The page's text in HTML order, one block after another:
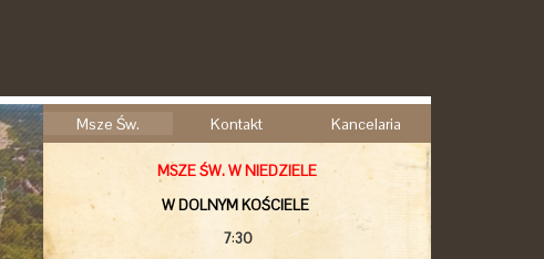
Msze Św. Kontakt Kancelaria
MSZE ŚW. W NIEDZIELE
W DOLNYM KOŚCIELE
7:30